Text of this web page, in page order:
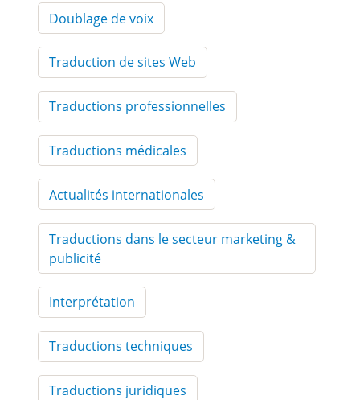
Doublage de voix
Traduction de sites Web
Traductions professionnelles
Traductions médicales
Actualités internationales
Traductions dans le secteur marketing &
publicité
Interprétation
Traductions techniques
Traductions juridiques